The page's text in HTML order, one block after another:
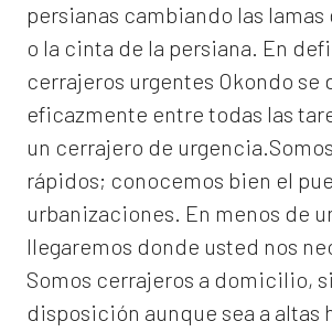
persianas cambiando las
o la cinta de la persiana. En
cerrajeros urgentes Okondo se
eficazmente entre todas las
un cerrajero de
rápidos; conocemos bien el
urbanizaciones. En menos de
llegaremos donde usted nos
Somos cerrajeros a domicilio,
disposición aunque sea a altas